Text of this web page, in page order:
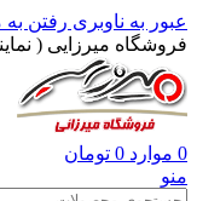
عبور به ناوبری رفتن
فروشگاه میرزایی (
0 موارد 0 تومان
منو